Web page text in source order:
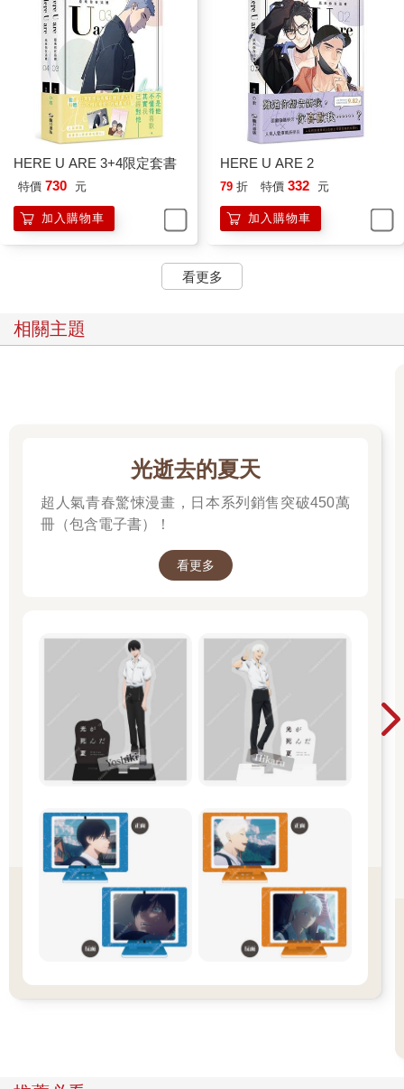
HERE U ARE 3+4限定套書
特價 730 元
加入購物車
HERE U ARE 2
79 折 特價 332 元
加入購物車
看更多
相關主題
光逝去的夏天
超人氣青春驚悚漫畫，日本系列銷售突破450萬
冊（包含電子書）！
看更多